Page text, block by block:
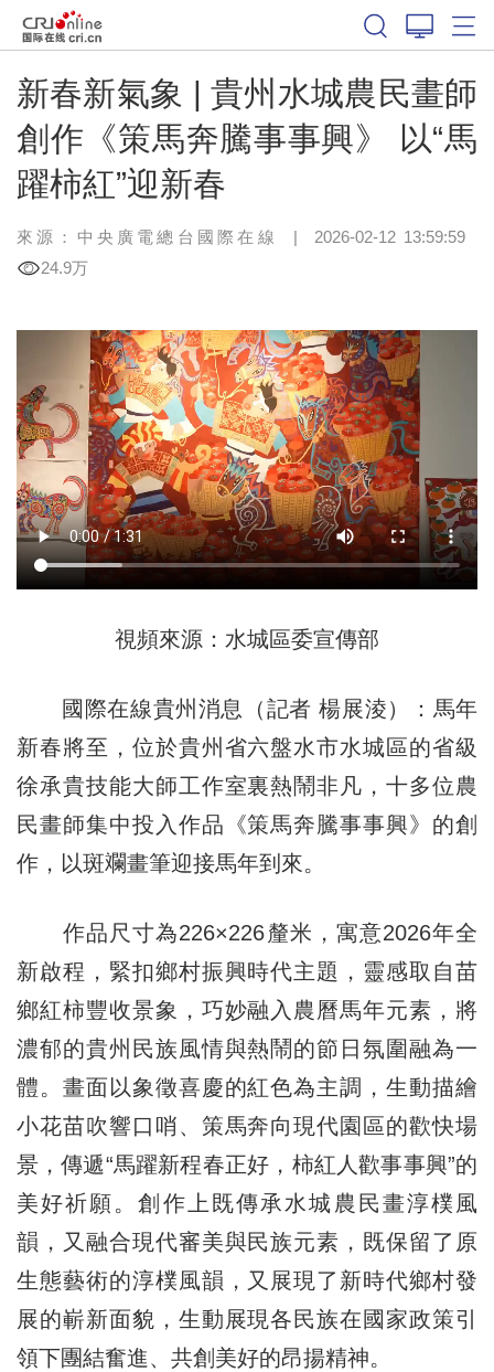
新春新氣象 | 貴州水城農民畫師
創作《策馬奔騰事事興》 以“馬
躍柿紅”迎新春
來源：中央廣電總台國際在線 | 2026-02-12 13:59:59
24.9万
視頻來源：水城區委宣傳部
國際在線貴州消息（記者 楊展淩）：馬年
新春將至，位於貴州省六盤水市水城區的省級
徐承貴技能大師工作室裏熱鬧非凡，十多位農
民畫師集中投入作品《策馬奔騰事事興》的創
作，以斑斕畫筆迎接馬年到來。
作品尺寸為226×226釐米，寓意2026年全
新啟程，緊扣鄉村振興時代主題，靈感取自苗
鄉紅柿豐收景象，巧妙融入農曆馬年元素，將
濃郁的貴州民族風情與熱鬧的節日氛圍融為一
體。畫面以象徵喜慶的紅色為主調，生動描繪
小花苗吹響口哨、策馬奔向現代園區的歡快場
景，傳遞“馬躍新程春正好，柿紅人歡事事興”的
美好祈願。創作上既傳承水城農民畫淳樸風
韻，又融合現代審美與民族元素，既保留了原
生態藝術的淳樸風韻，又展現了新時代鄉村發
展的嶄新面貌，生動展現各民族在國家政策引
領下團結奮進、共創美好的昂揚精神。